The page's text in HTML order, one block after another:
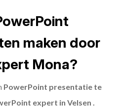
maken door
Mona?
PowerPoint presentatie te
expert in Velsen .